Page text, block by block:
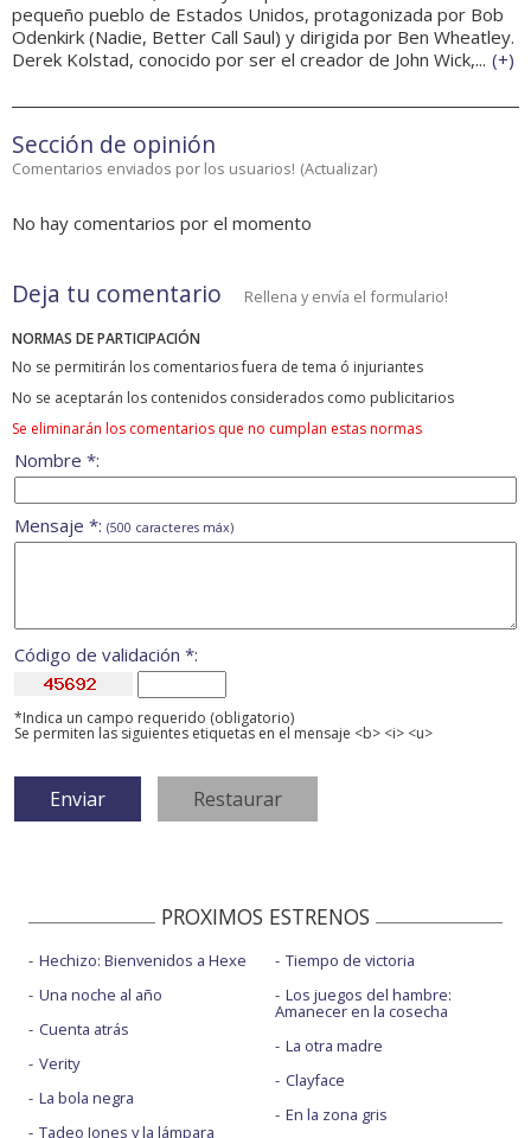
pequeño pueblo de Estados Unidos, protagonizada por Bob
Odenkirk (Nadie, Better Call Saul) y dirigida por Ben Wheatley.
Derek Kolstad, conocido por ser el creador de John Wick,... (+)
Sección de opinión
Comentarios enviados por los usuarios! (Actualizar)
No hay comentarios por el momento
Deja tu comentario Rellena y envía el formulario!
NORMAS DE PARTICIPACIÓN
No se permitirán los comentarios fuera de tema ó injuriantes
No se aceptarán los contenidos considerados como publicitarios
Se eliminarán los comentarios que no cumplan estas normas
Nombre *:
Mensaje *: (500 caracteres máx)
Código de validación *:
*Indica un campo requerido (obligatorio)
Se permiten las siguientes etiquetas en el mensaje <b> <i> <u>
PROXIMOS ESTRENOS
Hechizo: Bienvenidos a Hexe
Una noche al año
Cuenta atrás
Verity
La bola negra
Tadeo Jones y la lámpara
Tiempo de victoria
Los juegos del hambre:
Amanecer en la cosecha
La otra madre
Clayface
En la zona gris